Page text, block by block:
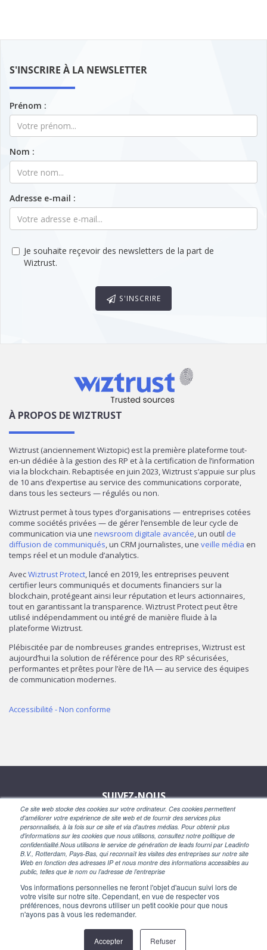
Ce site web stocke des cookies sur votre ordinateur. Ces cookies permettent
d'améliorer votre expérience de site web et de fournir des services plus
personnalisés, à la fois sur ce site et via d'autres médias. Pour obtenir plus
d'informations sur les cookies que nous utilisons, consultez notre politique de
confidentialité.Nous utilisons le service de génération de leads fourni par Leadinfo
B.V., Rotterdam, Pays-Bas, qui reconnaît les visites des entreprises sur notre site
Web en fonction des adresses IP et nous montre des informations accessibles au
public, telles que le nom ou l’adresse de l’entreprise
Vos informations personnelles ne feront l'objet d'aucun suivi lors de
votre visite sur notre site. Cependant, en vue de respecter vos
préférences, nous devrons utiliser un petit cookie pour que nous
n'ayons pas à vous les redemander.
Accepter Refuser
S'INSCRIRE À LA NEWSLETTER
Prénom :
Nom :
Adresse e-mail :
Je souhaite reçevoir des newsletters de la part de
Wiztrust.
S'INSCRIRE
À PROPOS DE WIZTRUST
Wiztrust (anciennement Wiztopic) est la première plateforme tout-
en-un dédiée à la gestion des RP et à la certification de l’information
via la blockchain. Rebaptisée en juin 2023, Wiztrust s’appuie sur plus
de 10 ans d’expertise au service des communications corporate,
dans tous les secteurs — régulés ou non.
Wiztrust permet à tous types d’organisations — entreprises cotées
comme sociétés privées — de gérer l’ensemble de leur cycle de
communication via une newsroom digitale avancée, un outil de
diffusion de communiqués, un CRM journalistes, une veille média en
temps réel et un module d’analytics.
AvecWiztrust Protect, lancé en 2019, les entreprises peuvent
certifier leurs communiqués et documents financiers sur la
blockchain, protégeant ainsi leur réputation et leurs actionnaires,
tout en garantissant la transparence. Wiztrust Protect peut être
utilisé indépendamment ou intégré de manière fluide à la
plateforme Wiztrust.
Plébiscitée par de nombreuses grandes entreprises, Wiztrust est
aujourd’hui la solution de référence pour des RP sécurisées,
performantes et prêtes pour l’ère de l’IA — au service des équipes
de communication modernes.
Accessibilité - Non conforme
SUIVEZ-NOUS
Powered by